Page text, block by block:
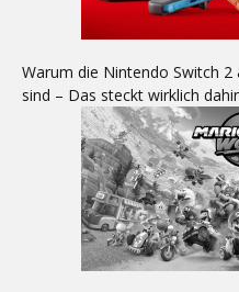
Warum die Nintendo Switch
sind – Das steckt wirklich